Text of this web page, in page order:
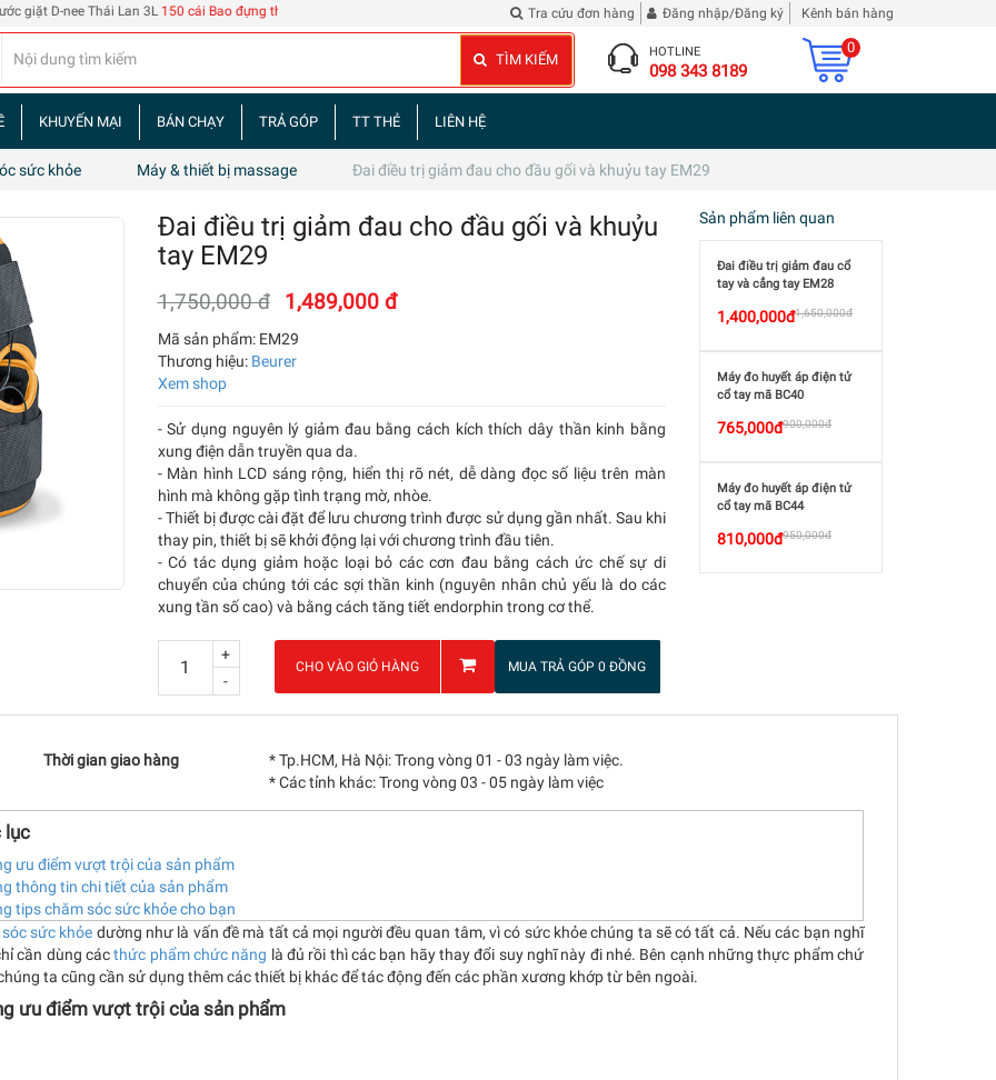
Lan 3L150 cái Bao đựng thẻ nhân viên 108 | 60 tập truyện tranh Tam Quốc Diễn NghĩaĐừng phê bình tôi | 2 chai Rượu Vang Hibiscus Roselle
Tra cứu đơn hàng Đăng nhập/Đăng ký Kênh bán hàng
TÌM KIẾM HOTLINE
098 343 8189
0
KHUYẾN MẠI BÁN CHẠY TRẢ GÓP TT THẺ LIÊN HỆ
sức khỏe Máy & thiết bị massage Đai điều trị giảm đau cho đầu gối và khuỷu tay EM29
Đai điều trị giảm đau cho đầu gối và khuỷu
tay EM29
1,750,000 đ 1,489,000 đ
Mã sản phẩm: EM29
Thương hiệu: Beurer
Xem shop
- Sử dụng nguyên lý giảm đau bằng cách kích thích dây thần kinh bằng
xung điện dẫn truyền qua da.
- Màn hình LCD sáng rộng, hiển thị rõ nét, dễ dàng đọc số liệu trên màn
hình mà không gặp tình trạng mờ, nhòe.
- Thiết bị được cài đặt để lưu chương trình được sử dụng gần nhất. Sau khi
thay pin, thiết bị sẽ khởi động lại với chương trình đầu tiên.
- Có tác dụng giảm hoặc loại bỏ các cơn đau bằng cách ức chế sự di
chuyển của chúng tới các sợi thần kinh (nguyên nhân chủ yếu là do các
xung tần số cao) và bằng cách tăng tiết endorphin trong cơ thể.
+
-
CHO VÀO GIỎ HÀNG MUA TRẢ GÓP 0 ĐỒNG
Sản phẩm liên quan
Đai điều trị giảm đau cổ
tay và cẳng tay EM28
1,400,000đ1,650,000đ
Máy đo huyết áp điện tử
cổ tay mã BC40
765,000đ900,000đ
Máy đo huyết áp điện tử
cổ tay mã BC44
810,000đ950,000đ
Thời gian giao hàng
* Tp.HCM, Hà Nội: Trong vòng 01 - 03 ngày làm việc.
* Các tỉnh khác: Trong vòng 03 - 05 ngày làm việc
lục
ưu điểm vượt trội của sản phẩm
thông tin chi tiết của sản phẩm
tips chăm sóc sức khỏe cho bạn
sức khỏe dường như là vấn đề mà tất cả mọi người đều quan tâm, vì có sức khỏe chúng ta sẽ có tất cả. Nếu các bạn nghĩ
cần dùng cácthức phẩm chức năng là đủ rồi thì các bạn hãy thay đổi suy nghĩ này đi nhé. Bên cạnh những thực phẩm chứ
ta cũng cần sử dụng thêm các thiết bị khác để tác động đến các phần xương khớp từ bên ngoài.
ưu điểm vượt trội của sản phẩm